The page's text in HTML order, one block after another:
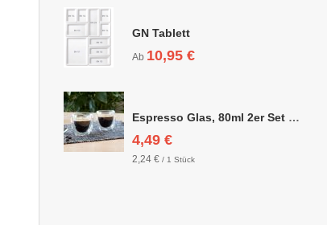
GN Tablett
Ab 10,95 €
Espresso Glas, 80ml 2er Set doppelwandig, ca. 6,3 x 6,4cm
4,49 €
2,24 € / 1 Stück